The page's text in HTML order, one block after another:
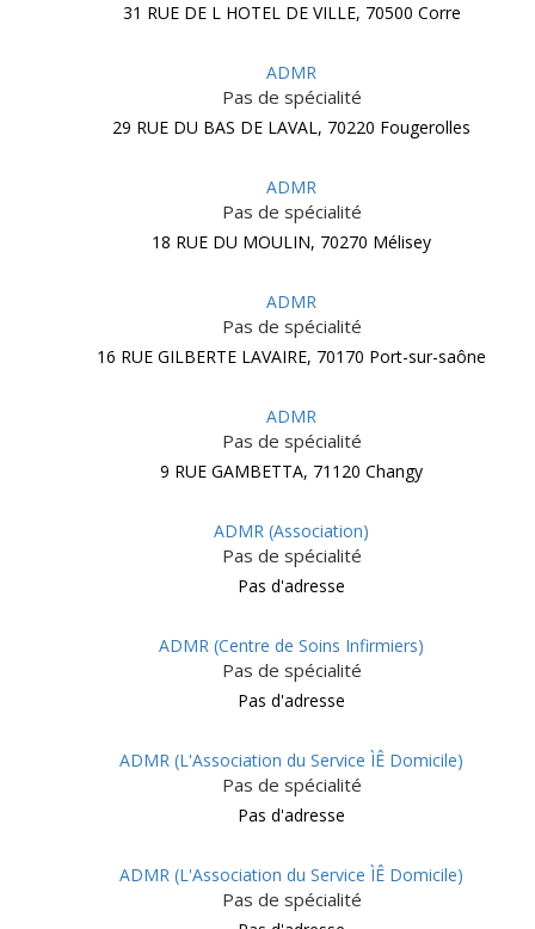
31 RUE DE L HOTEL DE VILLE, 70500 Corre
ADMR
Pas de spécialité
29 RUE DU BAS DE LAVAL, 70220 Fougerolles
ADMR
Pas de spécialité
18 RUE DU MOULIN, 70270 Mélisey
ADMR
Pas de spécialité
16 RUE GILBERTE LAVAIRE, 70170 Port-sur-saône
ADMR
Pas de spécialité
9 RUE GAMBETTA, 71120 Changy
ADMR (Association)
Pas de spécialité
Pas d'adresse
ADMR (Centre de Soins Infirmiers)
Pas de spécialité
Pas d'adresse
ADMR (L'Association du Service ÌÊ Domicile)
Pas de spécialité
Pas d'adresse
ADMR (L'Association du Service ÌÊ Domicile)
Pas de spécialité